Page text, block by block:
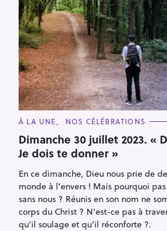
C
T
E
G
O
I
E
S
À LA UNE NOS CÉLÉBRATIONS
Dimanche 30 juillet 2023. «
Je dois te donner »
En ce dimanche, Dieu nous prie de
monde à l’envers ! Mais pourquoi
sans nous ? Réunis en son nom ne
corps du Christ ? N’est-ce pas à
qu’il soulage et qu’il réconforte ?.